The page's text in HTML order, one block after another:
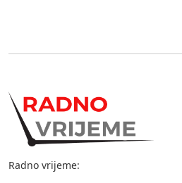
Radno vrijeme: